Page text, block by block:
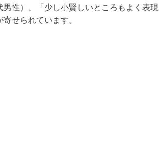
性）、「少し小賢しいところもよく表現
せられています。